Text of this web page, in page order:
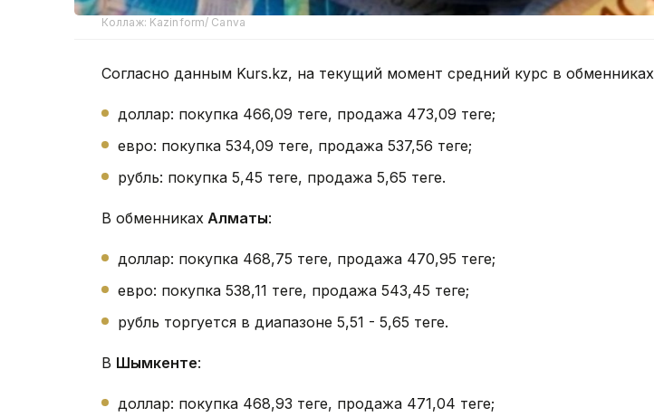
Коллаж: Kazinform/ Canva
Согласно данным Kurs.kz, на текущий момент средний курс в обменниках
доллар: покупка 466,09 теңге, продажа 473,09 теңге;
евро: покупка 534,09 теңге, продажа 537,56 теңге;
рубль: покупка 5,45 теңге, продажа 5,65 теңге.
В обменниках Алматы:
доллар: покупка 468,75 теңге, продажа 470,95 теңге;
евро: покупка 538,11 теңге, продажа 543,45 теңге;
рубль торгуется в диапазоне 5,51 - 5,65 теңге.
В Шымкенте:
доллар: покупка 468,93 теңге, продажа 471,04 теңге;